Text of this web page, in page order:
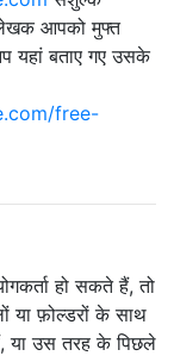
आपको मुफ्त
यहां बताए गए उसके
free-
हो सकते हैं, तो
फ़ोल्डरों के साथ
उस तरह के पिछले